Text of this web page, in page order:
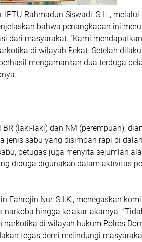
IPTU Rahmadun Siswadi, S.H., melalui
bahwa penangkapan ini
dari masyarakat. “Kami
di wilayah Pekat. Setelah
mengamankan dua terduga
BR (laki-laki) dan NM (perempuan),
jenis sabu yang disimpan rapi di
petugas juga menyita sejumlah
diduga digunakan dalam aktivitas
Fahrojin Nur, S.I.K., menegaskan
hingga ke akar-akarnya.
narkotika di wilayah hukum Polres
tegas demi melindungi